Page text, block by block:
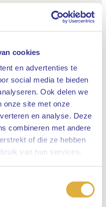
cookies
en advertenties te
social media te bieden
Ook delen we
onze site met onze
en analyse. Deze
combineren met andere
of die ze hebben
van hun services.
Sluiten